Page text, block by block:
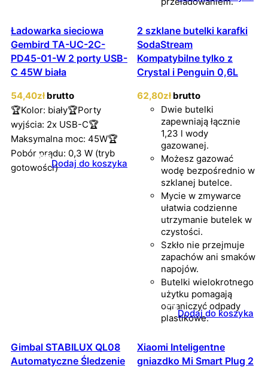
Ładowarka sieciowa
Gembird TA-UC-2C-
PD45-01-W 2 porty USB-
C 45W biała
54,40zł brutto
🏆Kolor: biały🏆Porty
wyjścia: 2x USB-C🏆
Maksymalna moc: 45W🏆
Pobór prądu: 0,3 W (tryb
gotowości)Dodaj do koszyka
2 szklane butelki karafki
SodaStream
Kompatybilne tylko z
Crystal i Penguin 0,6L
62,80zł brutto
Dwie butelki
zapewniają łącznie
1,23 l wody
gazowanej.
Możesz gazować
wodę bezpośrednio w
szklanej butelce.
Mycie w zmywarce
ułatwia codzienne
utrzymanie butelek w
czystości.
Szkło nie przejmuje
zapachów ani smaków
napojów.
Butelki wielokrotnego
użytku pomagają
ograniczyć odpady
plastikowe.
Dodaj do koszyka
Gimbal STABILUX QL08
Automatyczne Śledzenie
Xiaomi Inteligentne
gniazdko Mi Smart Plug 2